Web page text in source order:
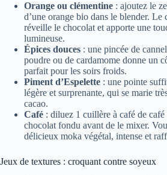
Orange ou clémentine : ajoutez le
d’une orange bio dans le blender. Le
réveille le chocolat et apporte une
lumineuse.
Épices douces : une pincée de
poudre ou de cardamome donne un
parfait pour les soirs froids.
Piment d’Espelette : une pointe
légère et surprenante, qui se marie
cacao.
Café : diluez 1 cuillère à café de
chocolat fondu avant de le mixer.
délicieux moka végétal, intense et
Jeux de textures : croquant contre soyeux